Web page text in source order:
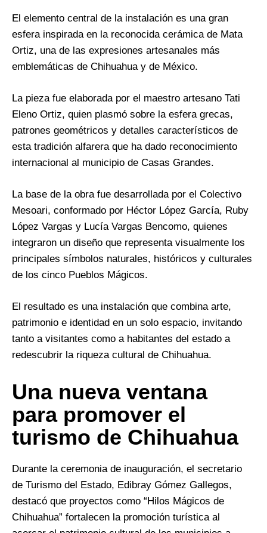
El elemento central de la instalación es una gran
esfera inspirada en la reconocida cerámica de Mata
Ortiz, una de las expresiones artesanales más
emblemáticas de Chihuahua y de México.
La pieza fue elaborada por el maestro artesano Tati
Eleno Ortiz, quien plasmó sobre la esfera grecas,
patrones geométricos y detalles característicos de
esta tradición alfarera que ha dado reconocimiento
internacional al municipio de Casas Grandes.
La base de la obra fue desarrollada por el Colectivo
Mesoari, conformado por Héctor López García, Ruby
López Vargas y Lucía Vargas Bencomo, quienes
integraron un diseño que representa visualmente los
principales símbolos naturales, históricos y culturales
de los cinco Pueblos Mágicos.
El resultado es una instalación que combina arte,
patrimonio e identidad en un solo espacio, invitando
tanto a visitantes como a habitantes del estado a
redescubrir la riqueza cultural de Chihuahua.
Una nueva ventana
para promover el
turismo de Chihuahua
Durante la ceremonia de inauguración, el secretario
de Turismo del Estado, Edibray Gómez Gallegos,
destacó que proyectos como “Hilos Mágicos de
Chihuahua” fortalecen la promoción turística al